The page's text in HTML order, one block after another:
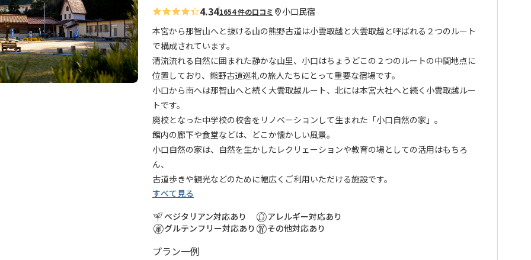
入
り
に
追
加
4.341654 件の口コミ 小口民宿
本宮から那智山へと抜ける山の熊野古道は小雲取越と大雲取越と呼ばれる２つのルート
で構成されています。
清流流れる自然に囲まれた静かな山里、小口はちょうどこの２つのルートの中間地点に
位置しており、熊野古道巡礼の旅人たちにとって重要な宿場です。
小口から南へは那智山へと続く大雲取越ルート、北には本宮大社へと続く小雲取越ルー
トです。
廃校となった中学校の校舎をリノベーションして生まれた「小口自然の家」。
館内の廊下や食堂などは、どこか懐かしい風景。
小口自然の家は、自然を生かしたレクリェーションや教育の場としての活用はもちろ
ん、
古道歩きや観光などのために幅広くご利用いただける施設です。
すべて見る
ベジタリアン対応あり
グルテンフリー対応あり
アレルギー対応あり
その他対応あり
プラン一例